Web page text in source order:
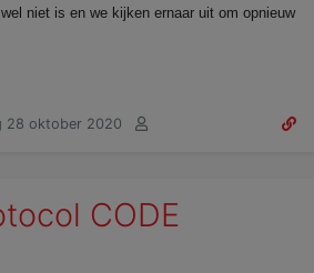
niet is en we kijken ernaar uit om opnieuw
28 oktober 2020
CODE